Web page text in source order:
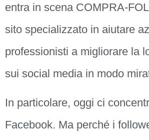
entra in scena COMPRA-
sito specializzato in aiutare
professionisti a migliorare la
sui social media in modo
In particolare, oggi ci
Facebook. Ma perché i